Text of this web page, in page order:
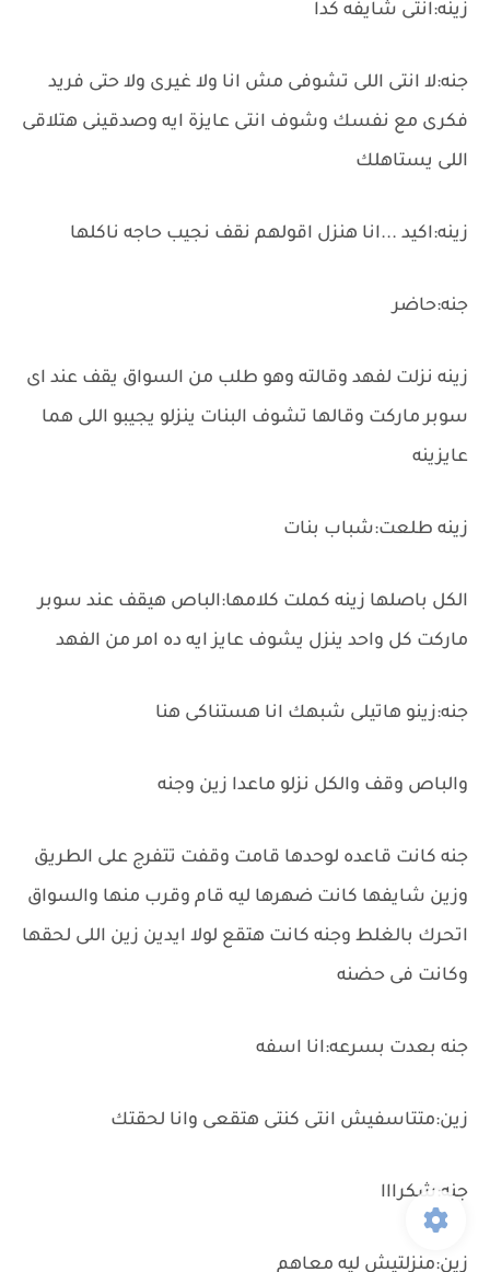
زينه:انتى شايفه كدا
جنه:لا انتى اللى تشوفى مش انا ولا غيرى ولا حتى فريد
فكرى مع نفسك وشوف انتى عايزة ايه وصدقينى هتلاقى
اللى يستاهلك
زينه:اكيد ...انا هنزل اقولهم نقف نجيب حاجه ناكلها
جنه:حاضر
زينه نزلت لفهد وقالته وهو طلب من السواق يقف عند اى
سوبر ماركت وقالها تشوف البنات ينزلو يجيبو اللى هما
عايزينه
زينه طلعت:شباب بنات
الكل باصلها زينه كملت كلامها:الباص هيقف عند سوبر
ماركت كل واحد ينزل يشوف عايز ايه ده امر من الفهد
جنه:زينو هاتيلى شبهك انا هستناكى هنا
والباص وقف والكل نزلو ماعدا زين وجنه
جنه كانت قاعده لوحدها قامت وقفت تتفرج على الطريق
وزين شايفها كانت ضهرها ليه قام وقرب منها والسواق
اتحرك بالغلط وجنه كانت هتقع لولا ايدين زين اللى لحقها
وكانت فى حضنه
جنه بعدت بسرعه:انا اسفه
زين:متتاسفيش انتى كنتى هتقعى وانا لحقتك
جنه:شكرااا
زين:منزلتيش ليه معاهم